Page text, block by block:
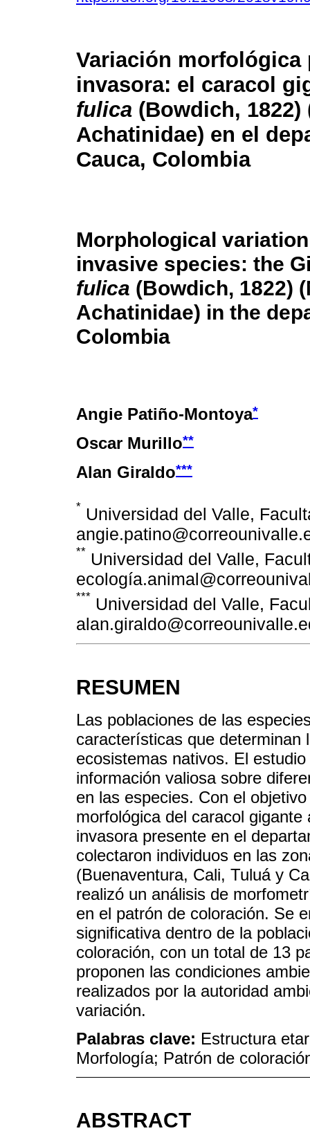
Variación morfológica
invasora: el caracol
fulica (Bowdich,
Achatinidae) en el
Cauca, Colombia
Morphological
invasive species: the
fulica (Bowdich, 1822)
Achatinidae) in the
Colombia
Angie Patiño-Montoya*
Oscar Murillo**
Alan Giraldo***
* Universidad del Valle,
** Universidad del Valle,
*** Universidad del Valle,
RESUMEN
Las poblaciones de las
características que determinan
ecosistemas nativos. El
información valiosa sobre
en las especies. Con el
morfológica del caracol gigante
invasora presente en el
colectaron individuos en las
(Buenaventura, Cali, Tuluá y
realizó un análisis de
en el patrón de coloración. Se
significativa dentro de la
coloración, con un total de 13
proponen las condiciones
realizados por la autoridad
variación.
Palabras clave: Estructura
Morfología; Patrón de
ABSTRACT